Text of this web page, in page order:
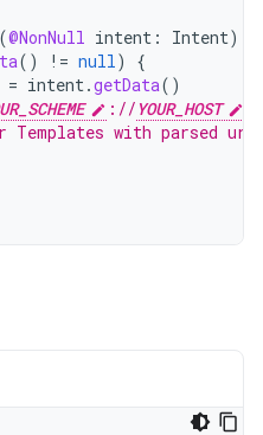
(@NonNull intent : Intent):
() != null)
{
= intent.getData()
:// YOUR_HOST
with parsed uri